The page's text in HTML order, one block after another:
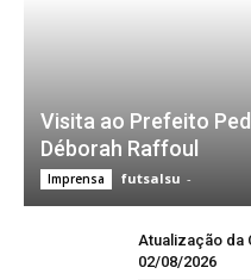
Visita ao Prefeito
Déborah Raffoul
Imprensa futsalsu -
Atualização da
02/08/2026